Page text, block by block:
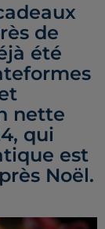
de
été
nette
qui
est
Noël.